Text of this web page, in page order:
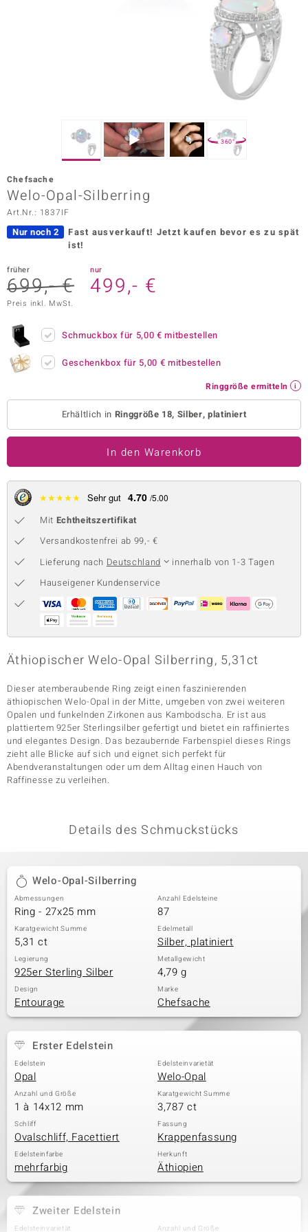
Vogue
BY DE MELO
Collection
Classics
360°
Chefsache
Welo-Opal-Silberring
Art.Nr.: 1837IF
Nur noch 2 Fast ausverkauft! Jetzt kaufen bevor es zu spät
ist!
früher
699,- €
nur
499,- €
Preis inkl. MwSt.
Schmuckbox für 5,00 € mitbestellen
Geschenkbox für 5,00 € mitbestellen
Ringgröße ermitteln
Erhältlich in Ringgröße 18, Silber, platiniert
In den Warenkorb
★★★★★ Sehr gut 4.70 /5.00
Mit Echtheitszertifikat
Versandkostenfrei ab 99,- €
Lieferung nach Deutschland
innerhalb von 1-3 Tagen
Hauseigener Kundenservice
Äthiopischer Welo-Opal Silberring, 5,31ct
Dieser atemberaubende Ring zeigt einen faszinierenden
äthiopischen Welo-Opal in der Mitte, umgeben von zwei weiteren
Opalen und funkelnden Zirkonen aus Kambodscha. Er ist aus
plattiertem 925er Sterlingsilber gefertigt und bietet ein raffiniertes
und elegantes Design. Das bezaubernde Farbenspiel dieses Rings
zieht alle Blicke auf sich und eignet sich perfekt für
Abendveranstaltungen oder um dem Alltag einen Hauch von
Raffinesse zu verleihen.
Details des Schmuckstücks
Welo-Opal-Silberring
Abmessungen
Ring - 27x25 mm
Anzahl Edelsteine
87
Karatgewicht Summe
5,31 ct
Edelmetall
Silber, platiniert
Legierung
925er Sterling Silber
Metallgewicht
4,79 g
Design
Entourage
Marke
Chefsache
Erster Edelstein
Edelstein
Opal
Edelsteinvarietät
Welo-Opal
Anzahl und Größe
1 à 14x12 mm
Karatgewicht Summe
3,787 ct
Schliff
Ovalschliff, Facettiert
Fassung
Krappenfassung
Edelsteinfarbe
mehrfarbig
Herkunft
Äthiopien
Zweiter Edelstein
Edelsteinvarietät Anzahl und Größe